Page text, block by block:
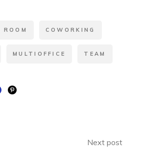
ROOM COWORKING
MULTIOFFICE TEAM
Next post